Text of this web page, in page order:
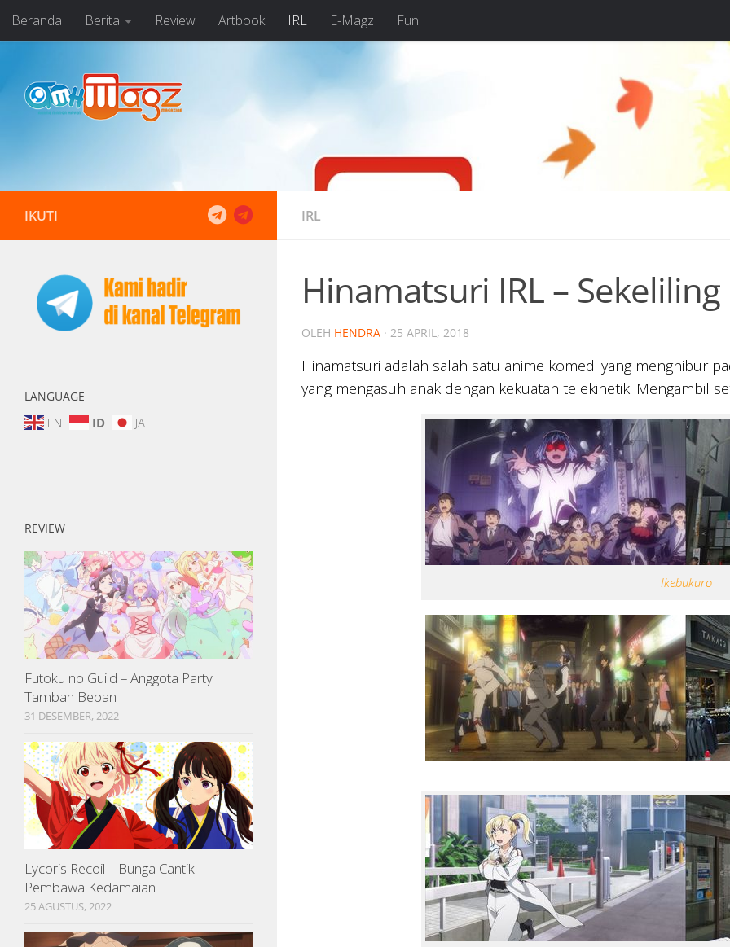
Skip to content
Beranda Berita Review Artbook IRL E-Magz Fun
IRL
Hinamatsuri IRL –
OLEH HENDRA · 25 APRIL, 2018
Hinamatsuri adalah salah satu anime komedi yang menghibur
yang mengasuh anak dengan kekuatan telekinetik. Mengambil
Ikebukuro
IKUTI
LANGUAGE
EN ID JA
REVIEW
Futoku no Guild – Anggota Party
Tambah Beban
31 DESEMBER, 2022
Lycoris Recoil – Bunga Cantik
Pembawa Kedamaian
25 AGUSTUS, 2022